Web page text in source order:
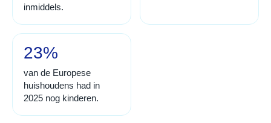
inmiddels.
23%
van de Europese
huishoudens had in
2025 nog kinderen.